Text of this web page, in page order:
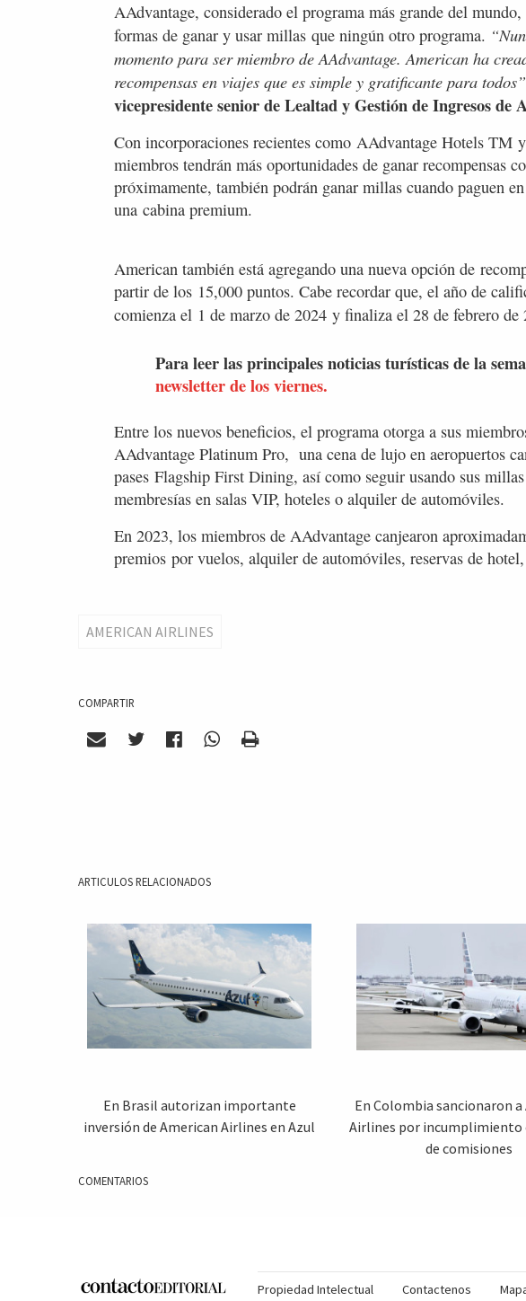
AAdvantage, considerado el programa más grande del
formas de ganar y usar millas que ningún otro programa.
momento para ser miembro de AAdvantage. American ha
recompensas en viajes que es simple y gratificante para todos”
vicepresidente senior de Lealtad y Gestión de Ingresos de
Con incorporaciones recientes como AAdvantage Hotels TM
miembros tendrán más oportunidades de ganar recompensas
próximamente, también podrán ganar millas cuando paguen
una cabina premium.
American también está agregando una nueva opción de
partir de los 15,000 puntos. Cabe recordar que, el año de
comienza el 1 de marzo de 2024 y finaliza el 28 de febrero de
Para leer las principales noticias turísticas de la
newsletter de los viernes.
Entre los nuevos beneficios, el programa otorga a sus
AAdvantage Platinum Pro, una cena de lujo en aeropuertos
pases Flagship First Dining, así como seguir usando sus
membresías en salas VIP, hoteles o alquiler de automóviles.
En 2023, los miembros de AAdvantage canjearon
premios por vuelos, alquiler de automóviles, reservas de
AMERICAN AIRLINES
COMPARTIR
ARTICULOS RELACIONADOS
En Brasil autorizan importante
inversión de American Airlines en Azul
En Colombia sancionaron a
Airlines por incumplimiento
de comisiones
COMENTARIOS
Propiedad Intelectual Contactenos